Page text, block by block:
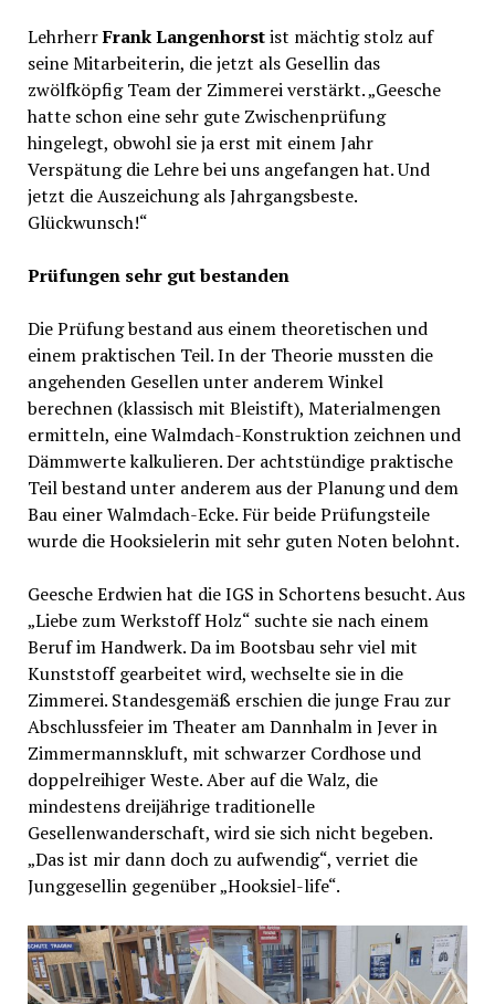
LehrherrFrank Langenhorstist mächtig stolz auf
seine Mitarbeiterin, die jetzt als Gesellin das
zwölfköpfig Team der Zimmerei verstärkt. „Geesche
hatte schon eine sehr gute Zwischenprüfung
hingelegt, obwohl sie ja erst mit einem Jahr
Verspätung die Lehre bei uns angefangen hat. Und
jetzt die Auszeichung als Jahrgangsbeste.
Glückwunsch!“
Prüfungen sehr gut bestanden
Die Prüfung bestand aus einem theoretischen und
einem praktischen Teil. In der Theorie mussten die
angehenden Gesellen unter anderem Winkel
berechnen (klassisch mit Bleistift), Materialmengen
ermitteln, eine Walmdach-Konstruktion zeichnen und
Dämmwerte kalkulieren. Der achtstündige praktische
Teil bestand unter anderem aus der Planung und dem
Bau einer Walmdach-Ecke. Für beide Prüfungsteile
wurde die Hooksielerin mit sehr guten Noten belohnt.
Geesche Erdwien hat die IGS in Schortens besucht. Aus
„Liebe zum Werkstoff Holz“ suchte sie nach einem
Beruf im Handwerk. Da im Bootsbau sehr viel mit
Kunststoff gearbeitet wird, wechselte sie in die
Zimmerei. Standesgemäß erschien die junge Frau zur
Abschlussfeier im Theater am Dannhalm in Jever in
Zimmermannskluft, mit schwarzer Cordhose und
doppelreihiger Weste. Aber auf die Walz, die
mindestens dreijährige traditionelle
Gesellenwanderschaft, wird sie sich nicht begeben.
„Das ist mir dann doch zu aufwendig“, verriet die
Junggesellin gegenüber „Hooksiel-life“.